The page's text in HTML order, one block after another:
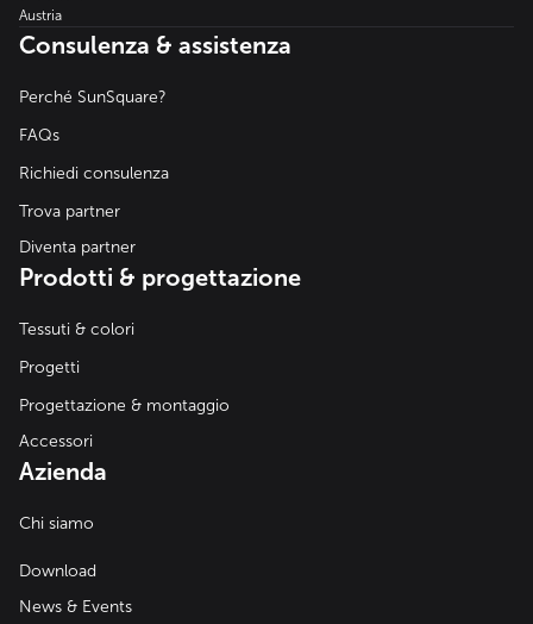
Austria
Consulenza & assistenza
Perché SunSquare?
FAQs
Richiedi consulenza
Trova partner
Diventa partner
Prodotti & progettazione
Tessuti & colori
Progetti
Progettazione & montaggio
Accessori
Azienda
Chi siamo
Download
News & Events